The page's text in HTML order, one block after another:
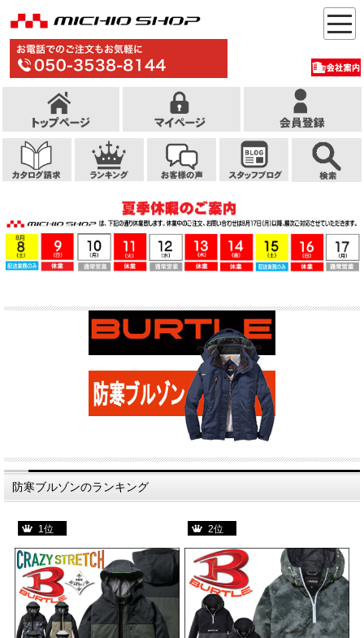
防寒ブルゾンのランキング
1位 2位